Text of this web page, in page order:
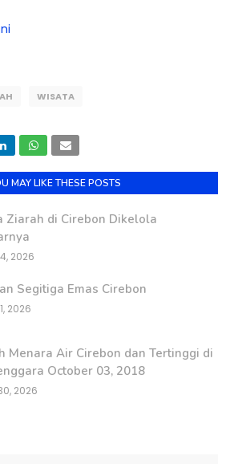
WISATA
MAY LIKE THESE POSTS
Ziarah di Cirebon Dikelola
2026
Segitiga Emas Cirebon
2026
Menara Air Cirebon dan Tertinggi di
October 03, 2018
2026